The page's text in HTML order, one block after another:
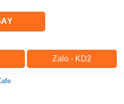
Zalo - KD2